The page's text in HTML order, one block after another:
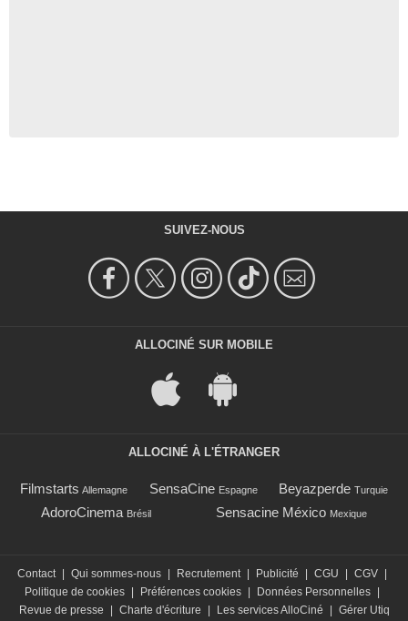
SUIVEZ-NOUS
ALLOCINÉ SUR MOBILE
ALLOCINÉ À L'ÉTRANGER
Filmstarts Allemagne SensaCine Espagne Beyazperde Turquie
AdoroCinema Brésil Sensacine México Mexique
Contact | Qui sommes-nous | Recrutement | Publicité | CGU | CGV |
Politique de cookies | Préférences cookies | Données Personnelles |
Revue de presse
| Charte d'écriture | Les services AlloCiné | Gérer Utiq